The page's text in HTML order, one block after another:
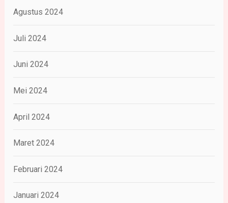
Agustus 2024
Juli 2024
Juni 2024
Mei 2024
April 2024
Maret 2024
Februari 2024
Januari 2024